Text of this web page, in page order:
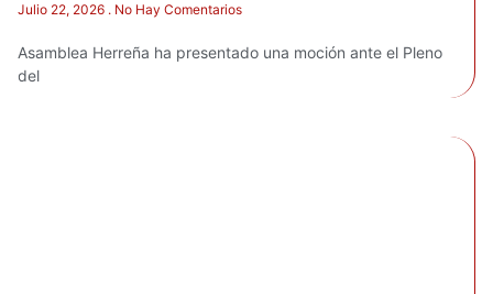
Julio 22, 2026 No Hay Comentarios
Asamblea Herreña ha presentado una moción ante el Pleno
del